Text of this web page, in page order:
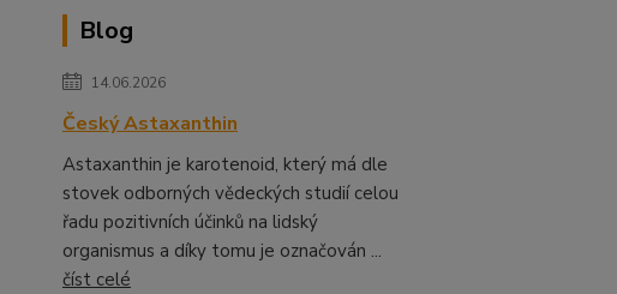
Blog
14.06.2026
Český Astaxanthin
Astaxanthin je karotenoid, který má dle
stovek odborných vědeckých studií celou
řadu pozitivních účinků na lidský
organismus a díky tomu je označován ...
číst celé